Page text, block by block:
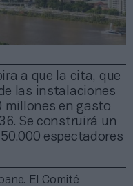
a que la cita, que
las instalaciones
millones en gasto
Se construirá un
espectadores
El Comité